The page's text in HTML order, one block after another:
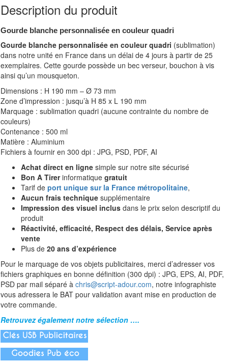
Description du produit
Gourde blanche personnalisée en couleur quadri
Gourde blanche personnalisée en couleur quadri (sublimation)
dans notre unité en France dans un délai de 4 jours à partir de 25
exemplaires. Cette gourde possède un bec verseur, bouchon à vis
ainsi qu’un mousqueton.
Dimensions : H 190 mm – Ø 73 mm
Zone d’impression : jusqu’à H 85 x L 190 mm
Marquage : sublimation quadri (aucune contrainte du nombre de
couleurs)
Contenance : 500 ml
Matière : Aluminium
Fichiers à fournir en 300 dpi : JPG, PSD, PDF, AI
Achat direct en ligne simple sur notre site sécurisé
Bon A Tirerinformatique gratuit
Tarif de port unique sur la France métropolitaine,
Aucun frais technique supplémentaire
Impression des visuel inclus dans le prix selon descriptif du
produit
Réactivité, efficacité, Respect des délais, Service après
vente
Plus de 20 ans d’expérience
Pour le marquage de vos objets publicitaires, merci d’adresser vos
fichiers graphiques en bonne définition (300 dpi) : JPG, EPS, AI, PDF,
PSD par mail séparé à chris@script-adour.com, notre infographiste
vous adressera le BAT pour validation avant mise en production de
votre commande.
Retrouvez également notre sélection ….